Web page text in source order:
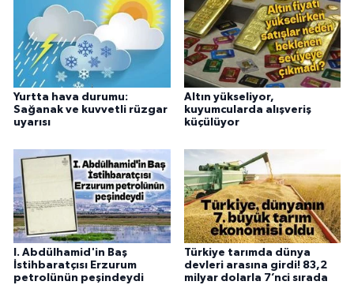
Yurtta hava durumu:
Sağanak ve kuvvetli rüzgar
uyarısı
Altın yükseliyor,
kuyumcularda alışveriş
küçülüyor
I. Abdülhamid'in Baş
İstihbaratçısı Erzurum
petrolünün peşindeydi
Türkiye tarımda dünya
devleri arasına girdi! 83,2
milyar dolarla 7’nci sırada